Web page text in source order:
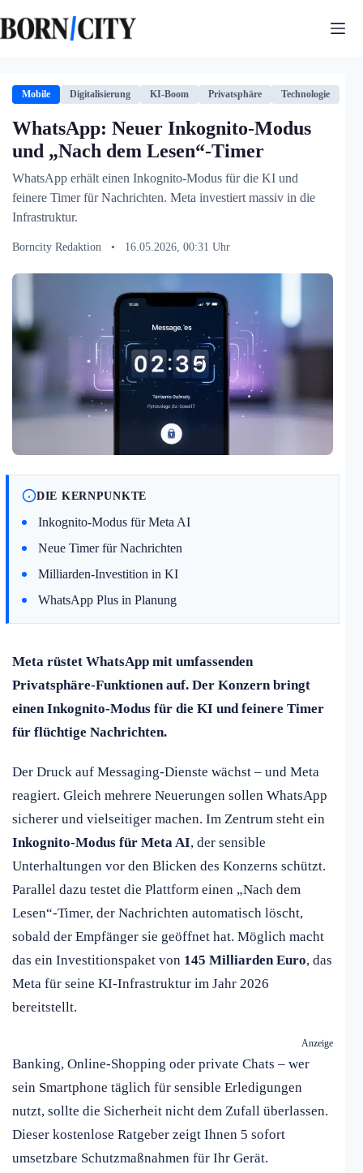
Inhalt
springen
Mobile Digitalisierung KI-Boom Privatsphäre Technologie
WhatsApp: Neuer Inkognito-Modus
und „Nach dem Lesen“-Timer
WhatsApp erhält einen Inkognito-Modus für die KI und
feinere Timer für Nachrichten. Meta investiert massiv in die
Infrastruktur.
Borncity Redaktion • 16.05.2026, 00:31 Uhr
DIE KERNPUNKTE
Inkognito-Modus für Meta AI
Neue Timer für Nachrichten
Milliarden-Investition in KI
WhatsApp Plus in Planung
Meta rüstet WhatsApp mit umfassenden
Privatsphäre-Funktionen auf. Der Konzern bringt
einen Inkognito-Modus für die KI und feinere Timer
für flüchtige Nachrichten.
Der Druck auf Messaging-Dienste wächst – und Meta
reagiert. Gleich mehrere Neuerungen sollen WhatsApp
sicherer und vielseitiger machen. Im Zentrum steht ein
Inkognito-Modus für Meta AI, der sensible
Unterhaltungen vor den Blicken des Konzerns schützt.
Parallel dazu testet die Plattform einen „Nach dem
Lesen“-Timer, der Nachrichten automatisch löscht,
sobald der Empfänger sie geöffnet hat. Möglich macht
das ein Investitionspaket von 145 Milliarden Euro, das
Meta für seine KI-Infrastruktur im Jahr 2026
bereitstellt.
Anzeige
Banking, Online-Shopping oder private Chats – wer
sein Smartphone täglich für sensible Erledigungen
nutzt, sollte die Sicherheit nicht dem Zufall überlassen.
Dieser kostenlose Ratgeber zeigt Ihnen 5 sofort
umsetzbare Schutzmaßnahmen für Ihr Gerät.